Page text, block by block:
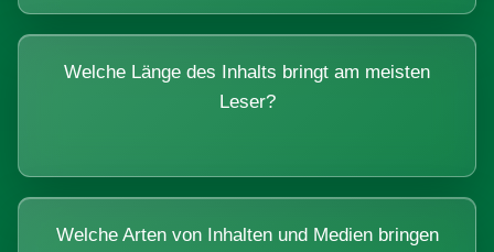
Welche Länge des Inhalts bringt am meisten
Leser?
Welche Arten von Inhalten und Medien bringen